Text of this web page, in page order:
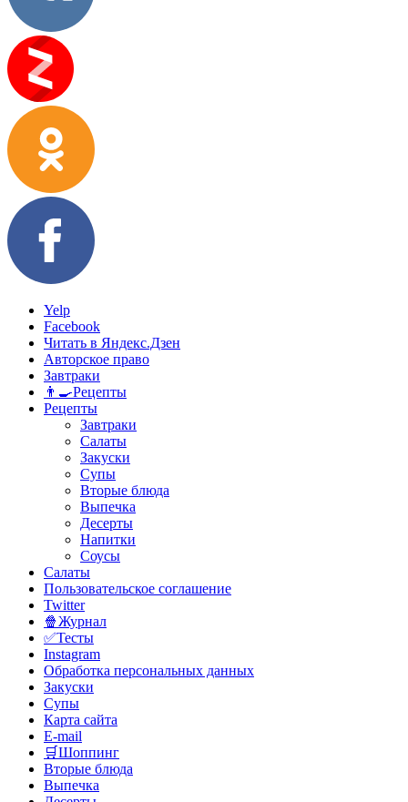
Yelp
Facebook
Читать в Яндекс.Дзен
Авторское право
Завтраки
👨‍🍳Рецепты
Рецепты
Завтраки
Салаты
Закуски
Супы
Вторые блюда
Выпечка
Десерты
Напитки
Соусы
Салаты
Пользовательское соглашение
Twitter
🍿Журнал
✅Тесты
Instagram
Обработка персональных данных
Закуски
Супы
Карта сайта
E-mail
🛒Шоппинг
Вторые блюда
Выпечка